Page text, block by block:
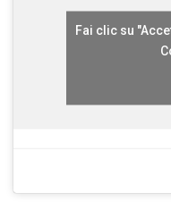
Fai clic su